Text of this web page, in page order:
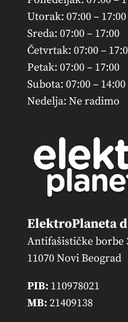
Utorak: 07:00 – 17:00
Sreda: 07:00 – 17:00
Četvrtak: 07:00 –
Petak: 07:00 – 17:00
Subota: 07:00 – 14:00
Nedelja: Ne radimo
ElektroPlaneta
Antifašističke borbe
11070 Novi Beograd
PIB:110978021
MB:21409138